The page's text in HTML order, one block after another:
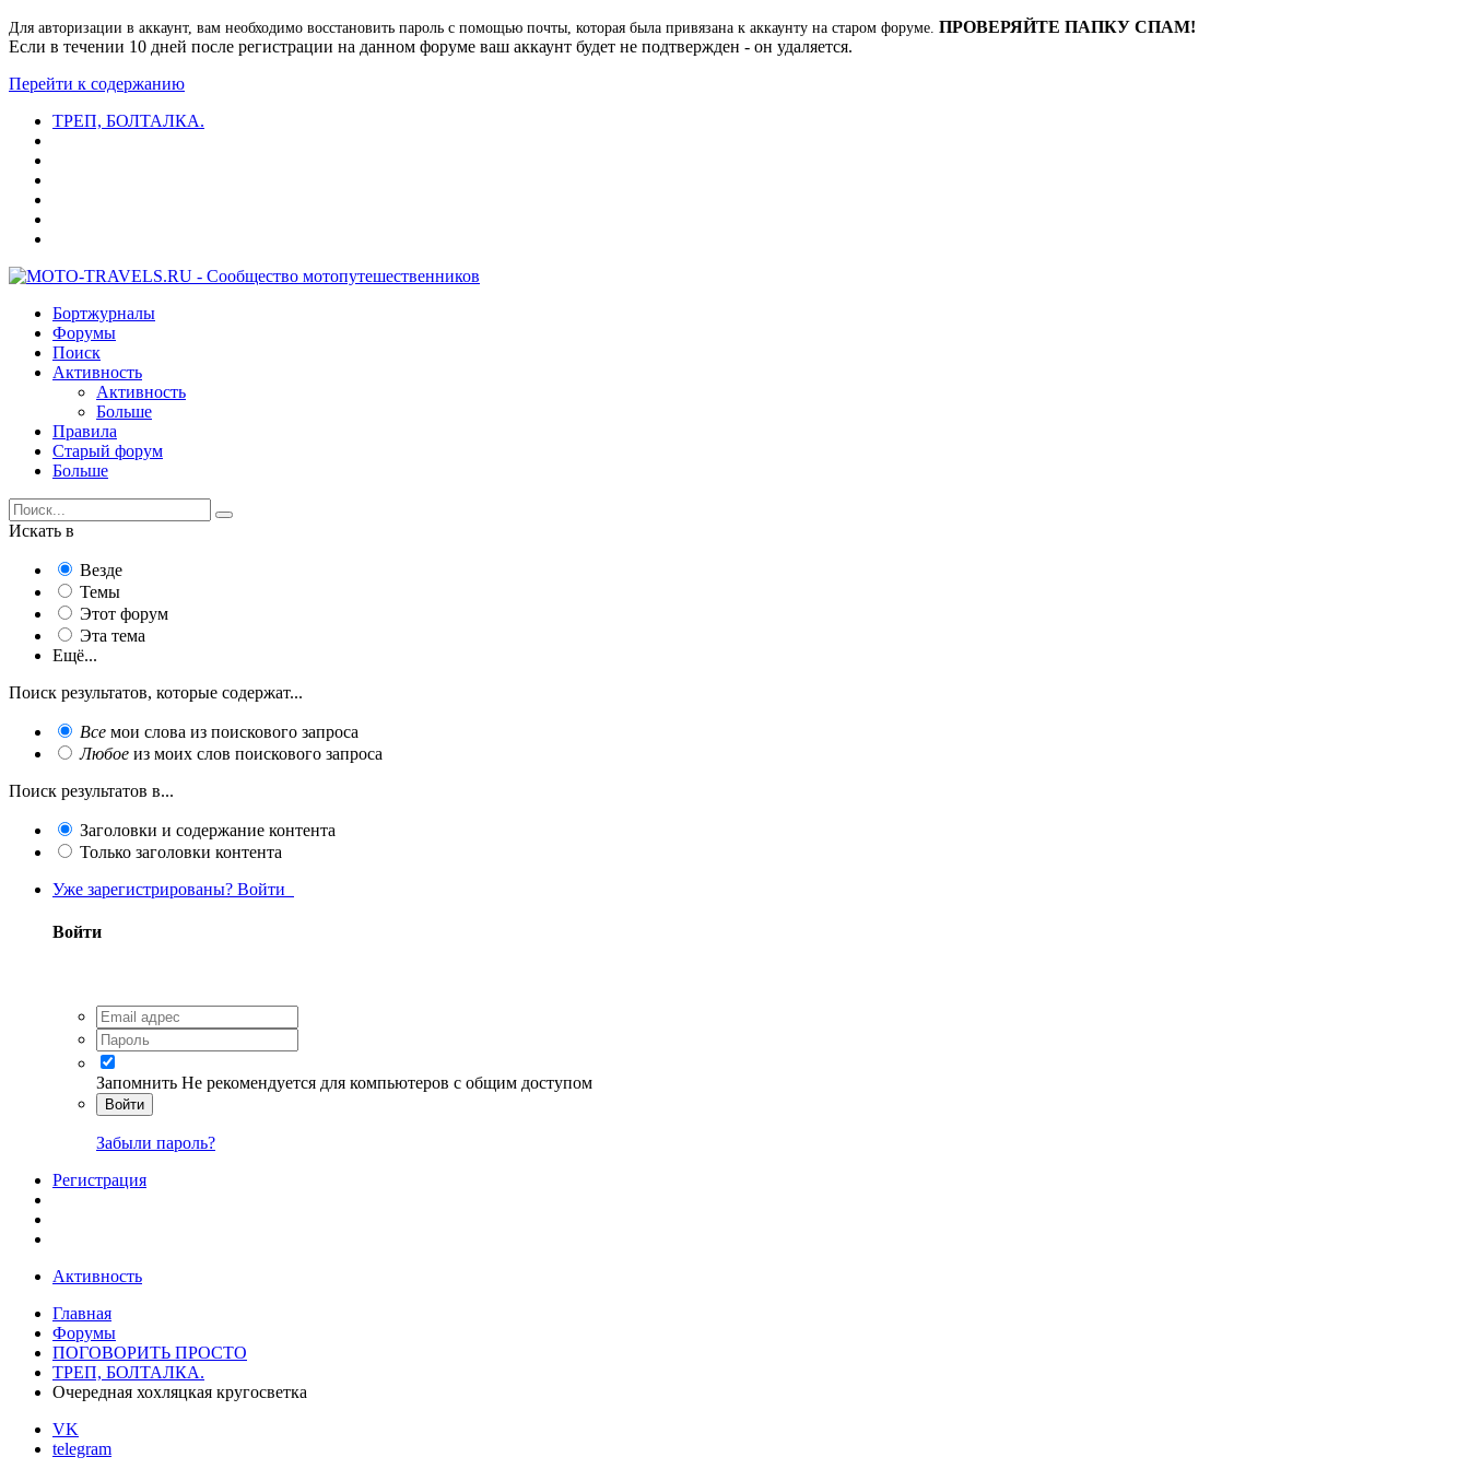
Для авторизации в аккаунт, вам необходимо восстановить пароль с помощью почты, которая была привязана к аккаунту на старом форуме. ПРОВЕРЯЙТЕ ПАПКУ СПАМ!
Если в течении 10 дней после регистрации на данном форуме ваш аккаунт будет не подтвержден - он удаляется.
Перейти к содержанию
ТРЕП, БОЛТАЛКА.
Бортжурналы
Форумы
Поиск
Активность
Активность
Больше
Правила
Старый форум
Больше
Искать в
Везде
Темы
Этот форум
Эта тема
Ещё...
Поиск результатов, которые содержат...
Все мои слова из поискового запроса
Любое из моих слов поискового запроса
Поиск результатов в...
Заголовки и содержание контента
Только заголовки контента
Уже зарегистрированы? Войти
Войти
Запомнить Не рекомендуется для компьютеров с общим доступом
Войти
Забыли пароль?
Регистрация
Активность
Главная
Форумы
ПОГОВОРИТЬ ПРОСТО
ТРЕП, БОЛТАЛКА.
Очередная хохляцкая кругосветка
VK
telegram